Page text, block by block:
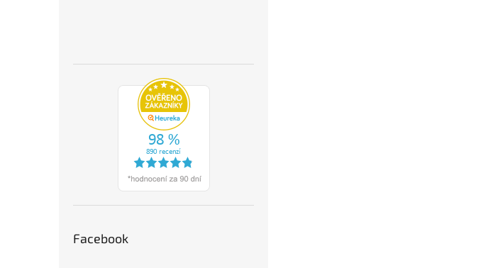
Facebook